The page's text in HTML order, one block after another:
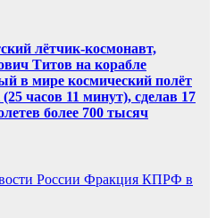
лётчик-космонавт,
Титов на корабле
в мире космический полёт
часов 11 минут), сделав 17
более 700 тысяч
России Фракция КПРФ в